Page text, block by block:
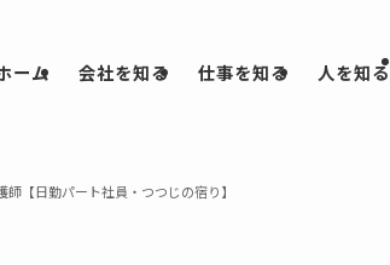
ーム 会社を知る 仕事を知る 人を知る
師【日勤パート社員・つつじの宿り】